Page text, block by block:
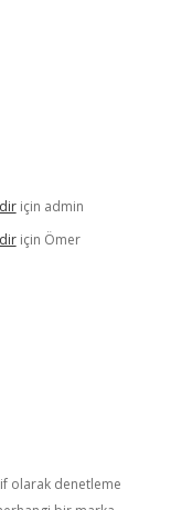
için admin
için Ömer
olarak denetleme